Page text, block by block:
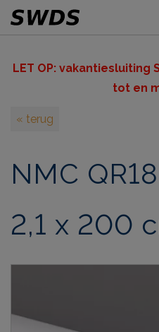
LET OP: vakantiesluiting
tot en
« terug
NMC
2,1 x 200